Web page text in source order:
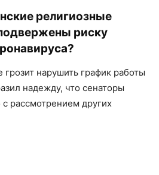
религиозные
риску
нарушить график работы
надежду, что сенаторы
с рассмотрением других